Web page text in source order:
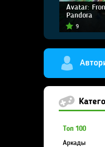
Avatar:
Pandora
9
Топ 100
Аркады